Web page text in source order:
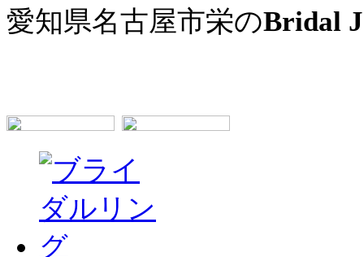
愛知県名古屋市栄のBridal